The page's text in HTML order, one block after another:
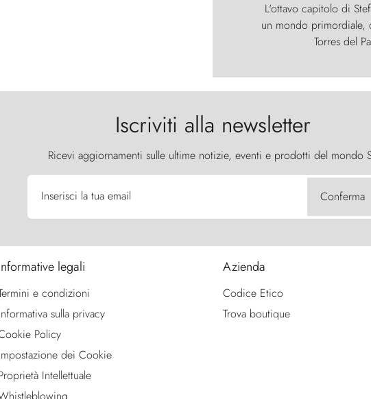
L'ottavo capitolo di
un mondo primordiale,
Torres del
Iscriviti alla newsletter
Ricevi aggiornamenti sulle ultime notizie, eventi e prodotti del mondo
Inserisci la tua email Conferma
legali
e condizioni
sulla privacy
Policy
dei Cookie
Intellettuale
Azienda
Codice Etico
Trova boutique